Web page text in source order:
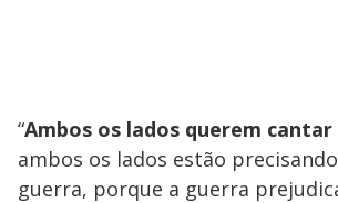
“Ambos os lados querem
ambos os lados estão
guerra, porque a guerra